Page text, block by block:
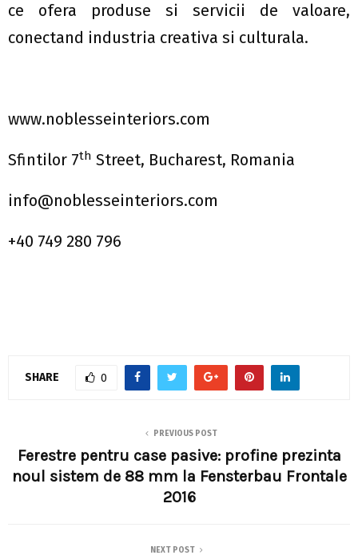
ce ofera produse si servicii de valoare,
conectand industria creativa si culturala.
www.noblesseinteriors.com
Sfintilor 7th Street, Bucharest, Romania
info@noblesseinteriors.com
+40 749 280 796
SHARE 0
PREVIOUS POST
Ferestre pentru case pasive: profine prezinta
noul sistem de 88 mm la Fensterbau Frontale
2016
NEXT POST